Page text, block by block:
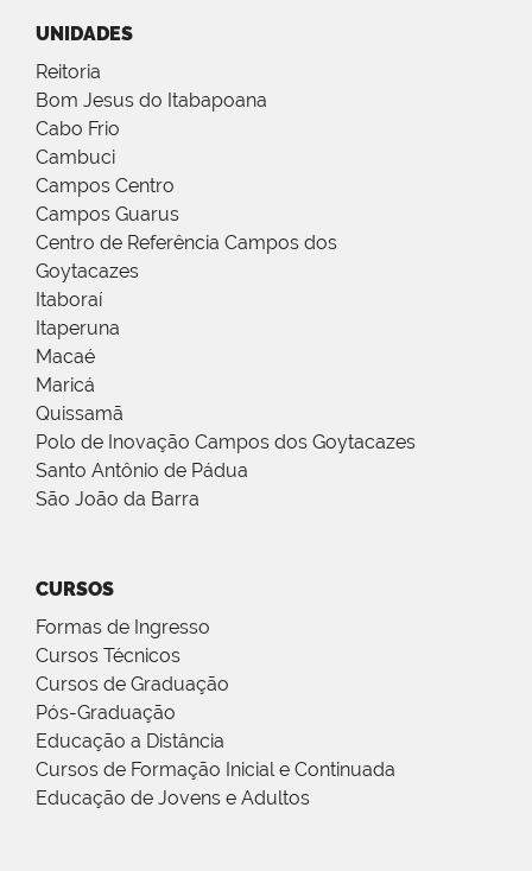
UNIDADES
Reitoria
Bom Jesus do Itabapoana
Cabo Frio
Cambuci
Campos Centro
Campos Guarus
Centro de Referência Campos dos
Goytacazes
Itaboraí
Itaperuna
Macaé
Maricá
Quissamã
Polo de Inovação Campos dos Goytacazes
Santo Antônio de Pádua
São João da Barra
CURSOS
Formas de Ingresso
Cursos Técnicos
Cursos de Graduação
Pós-Graduação
Educação a Distância
Cursos de Formação Inicial e Continuada
Educação de Jovens e Adultos